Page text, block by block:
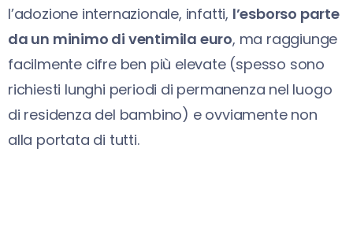
l’adozione internazionale, infatti, l’esborso parte
da un minimo di ventimila euro, ma raggiunge
facilmente cifre ben più elevate (spesso sono
richiesti lunghi periodi di permanenza nel luogo
di residenza del bambino) e ovviamente non
alla portata di tutti.